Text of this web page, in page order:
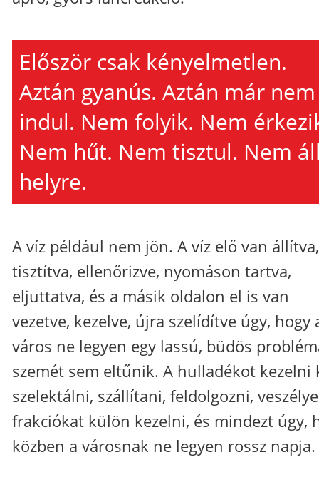
Először csak kényelmetlen.
Aztán gyanús. Aztán már nem
indul. Nem folyik. Nem
Nem hűt. Nem tisztul. Nem
helyre.
A víz például nem jön. A víz elő van állítva,
tisztítva, ellenőrizve, nyomáson tartva,
eljuttatva, és a másik oldalon el is van
vezetve, kezelve, újra szelídítve úgy, hogy
város ne legyen egy lassú, büdös
szemét sem eltűnik. A hulladékot kezelni
szelektálni, szállítani, feldolgozni,
frakciókat külön kezelni, és mindezt úgy,
közben a városnak ne legyen rossz napja.